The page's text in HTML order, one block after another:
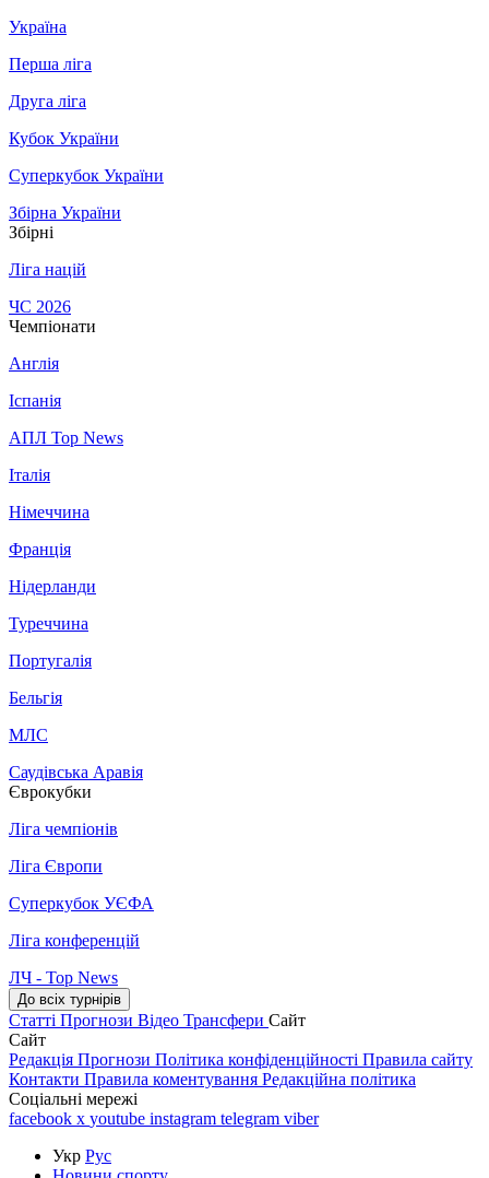
Україна
Перша ліга
Друга ліга
Кубок України
Суперкубок України
Збірна України
Збірні
Ліга націй
ЧС 2026
Чемпіонати
Англія
Іспанія
АПЛ Top News
Італія
Німеччина
Франція
Нідерланди
Туреччина
Португалія
Бельгія
МЛС
Саудівська Аравія
Єврокубки
Ліга чемпіонів
Ліга Європи
Суперкубок УЄФА
Ліга конференцій
ЛЧ - Top News
До всіх турнірів
Статті Прогнози Відео Трансфери Сайт
Сайт
Редакція Прогнози Політика конфіденційності Правила сайту
Контакти Правила коментування Редакційна політика
Соціальні мережі
facebook x youtube instagram telegram viber
Укр Рус